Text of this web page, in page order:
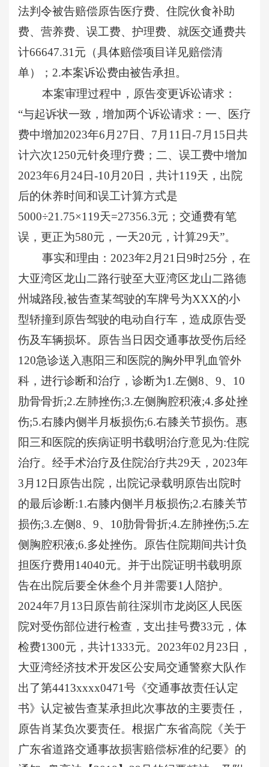
法判令被告赔偿原告医疗费、住院伙食补助
费、营养费、误工费、护理费、就医交通费共
计66647.31元（具体赔偿项目详见赔偿清
单）；2.本案诉讼费由被告承担。
本案审理过程中，原告变更诉讼请求：
“与起诉状一致，增加两个诉讼请求：一、医疗
费中增加2023年6月27日、7月11日-7月15日共
计六次1250元针灸理疗费；二、误工费中增加
2023年6月24日-10月20日，共计119天，出院
后的休养时间和误工计算方式是
5000÷21.75×119天=27356.3元；交通费有笔
误，更正为580元，一天20元，计算29天”。
事实和理由： 2023年2月21日9时25分，在
大亚湾区龙山二路行驶至大亚湾区龙山二路德
州城路段,被告查某驾驶的车牌号为XXX的小
型轿撞到原告驾驶的电动自行车，造成原告受
伤及车辆损坏。原告当日因交通事故受伤后经
120急诊送入惠阳三和医院的胸外甲乳血管外
科，进行诊断和治疗，诊断为1.左侧8、9、10
肋骨骨折;2.左肺挫伤;3.左侧胸腔积液;4.多处挫
伤;5.右膝内侧半月板损伤;6.右膝关节损伤。惠
阳三和医院的疾病证明书载明治疗意见为:住院
治疗。经手术治疗及住院治疗共29天，2023年
3月12日原告出院，出院记录载明原告出院时
的最后诊断:1.右膝内侧半月板损伤;2.右膝关节
损伤;3.左侧8、9、10肋骨骨折;4.左肺挫伤;5.左
侧胸腔积液;6.多处挫伤。原告住院期间共计负
担医疗费用14040元。并于出院证明书载明原
告在出院后要全休叁个月并需要1人陪护。
2024年7月13日原告前往深圳市龙岗区人民医
院对受伤部位进行检查，支出挂号费33元，体
检费1300元，共计1333元。2023年02月23日，
大亚湾经济技术开发区公安局交通警察大队作
出了第4413xxxx0471号《交通事故责任认定
书》认定被告查某承担此次事故的主要责任，
原告肖某负次要责任。根据广东省高院《关于
广东省道路交通事故损害赔偿标准的纪要》的